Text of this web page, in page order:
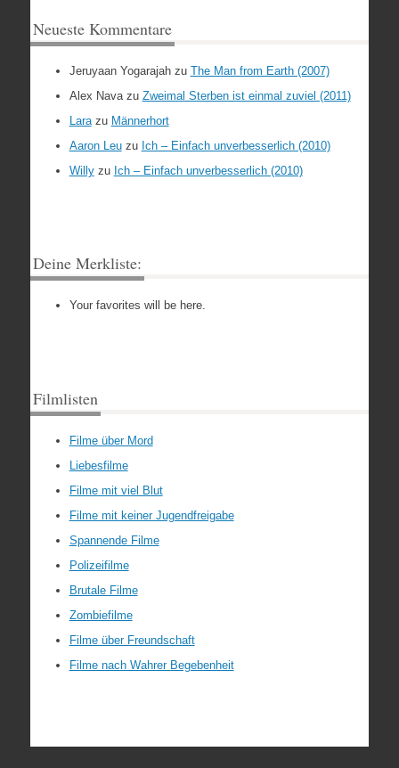
Neueste Kommentare
Jeruyaan Yogarajahzu The Man from Earth (2007)
Alex Navazu Zweimal Sterben ist einmal zuviel (2011)
Larazu Männerhort
Aaron Leuzu Ich – Einfach unverbesserlich (2010)
Willyzu Ich – Einfach unverbesserlich (2010)
Deine Merkliste:
Your favorites will be here.
Filmlisten
Filme über Mord
Liebesfilme
Filme mit viel Blut
Filme mit keiner Jugendfreigabe
Spannende Filme
Polizeifilme
Brutale Filme
Zombiefilme
Filme über Freundschaft
Filme nach Wahrer Begebenheit